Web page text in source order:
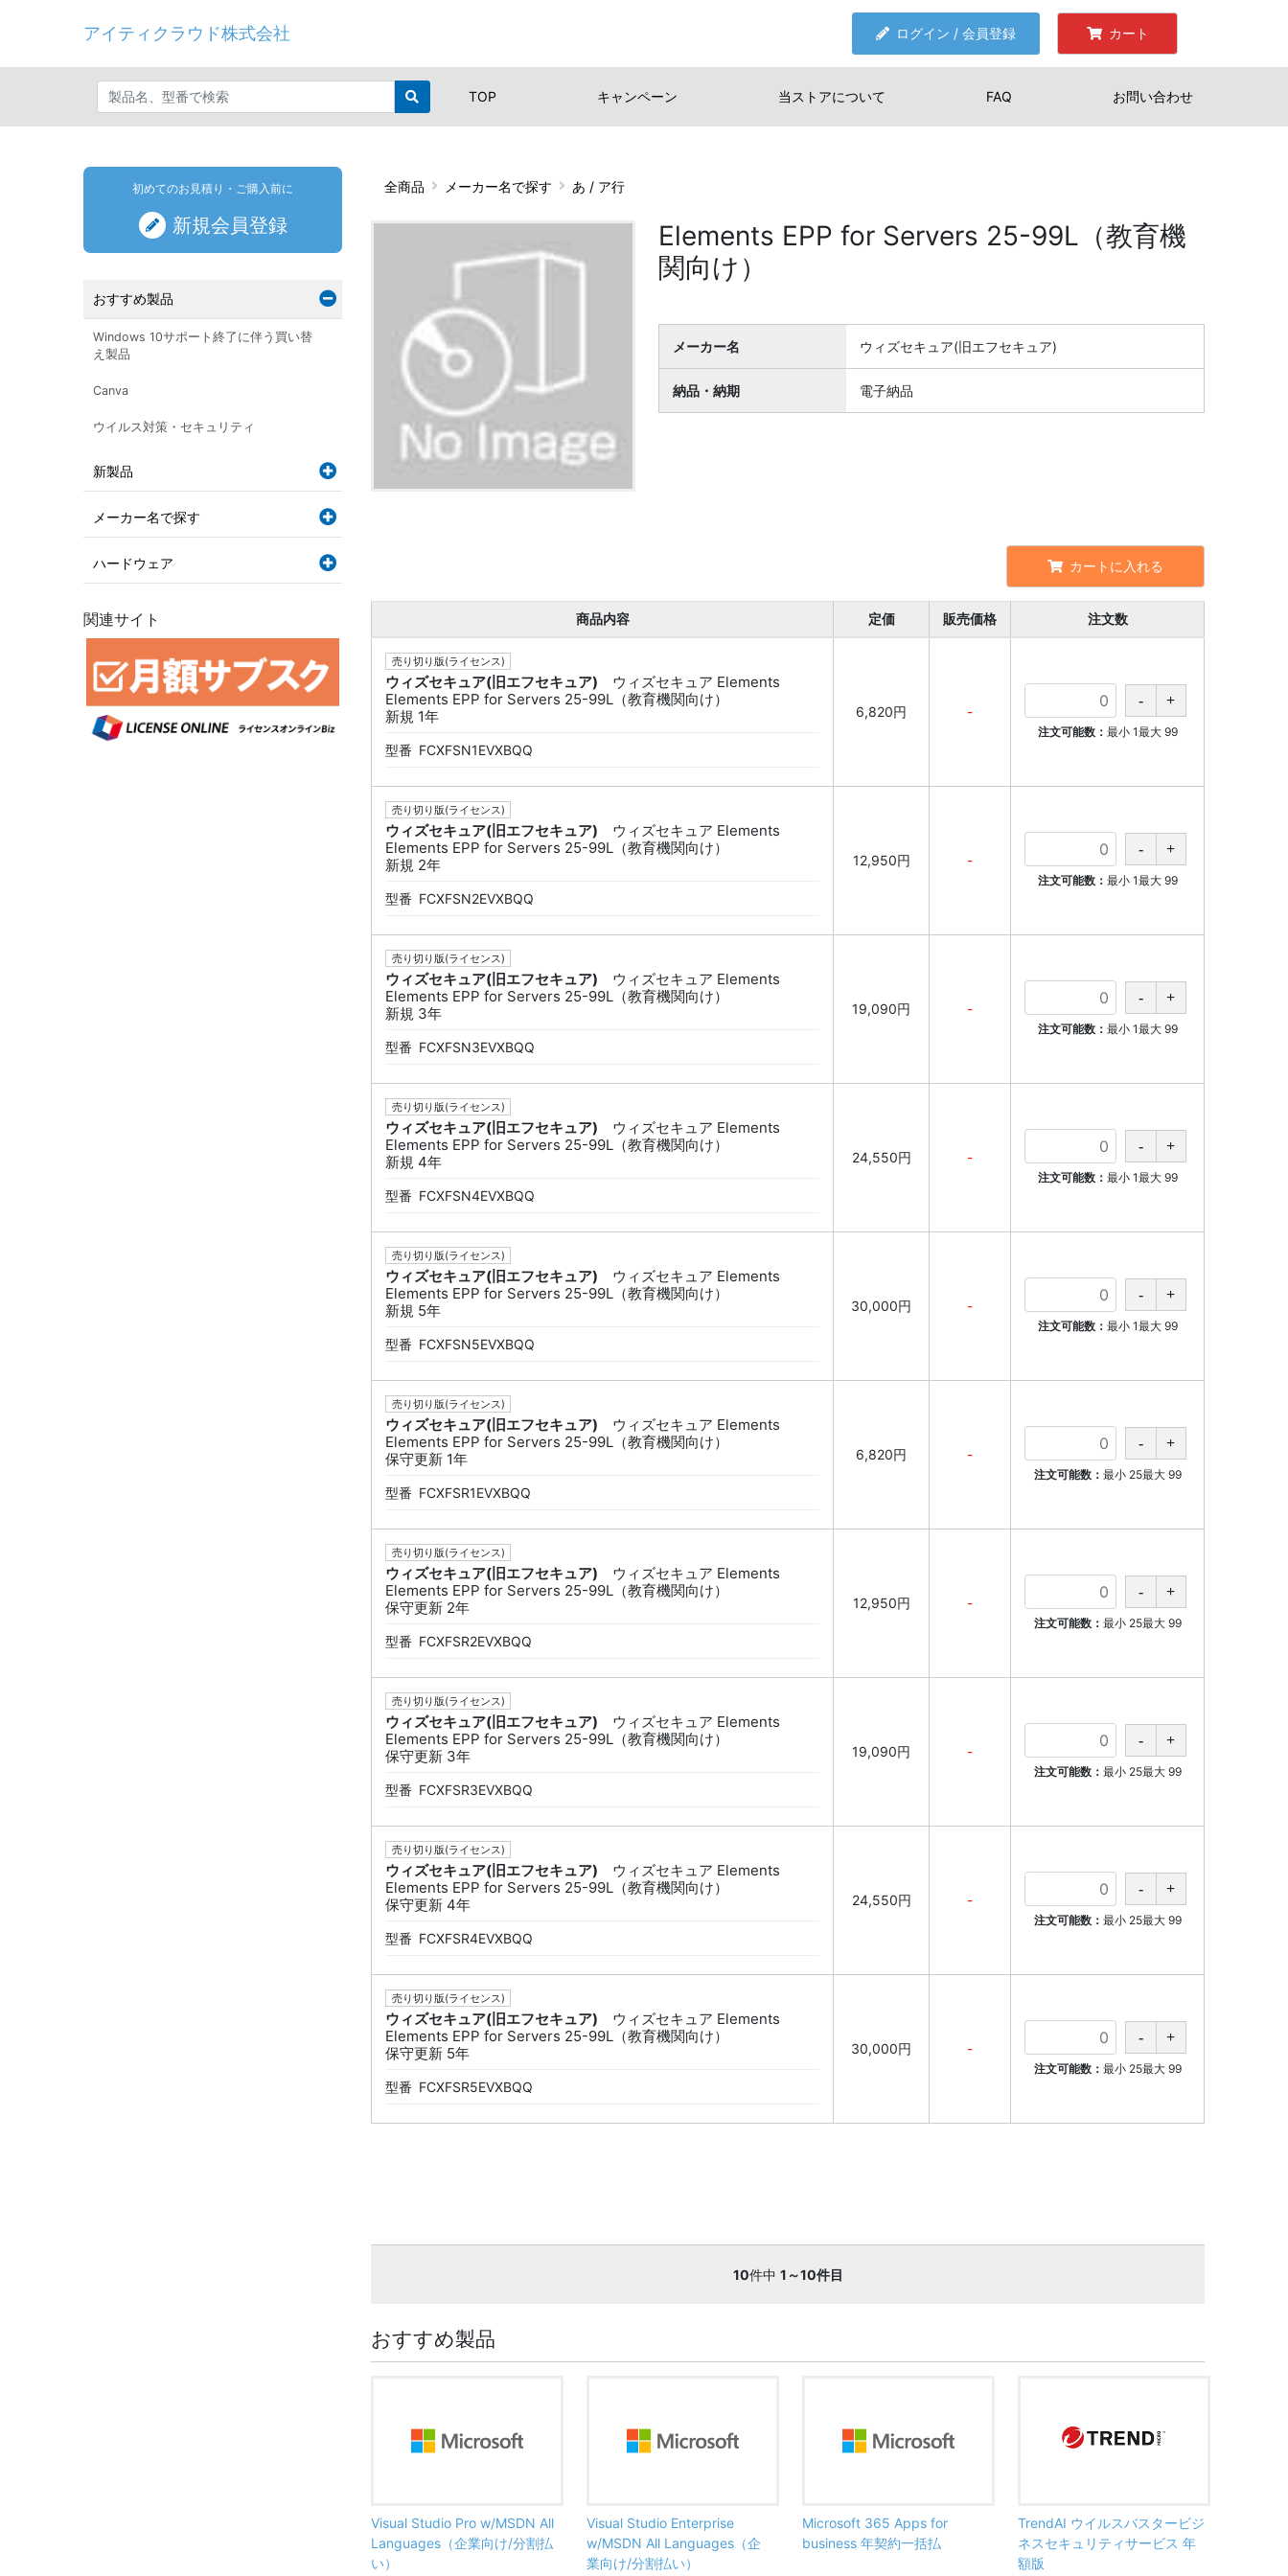
アイティクラウド株式会社 ログイン / 会員登録 カート
TOP キャンペーン 当ストアについて FAQ お問い合わせ
全商品 メーカー名で探す あ / ア行
Elements EPP for Servers 25-99L（教育機
関向け）
メーカー名 ウィズセキュア(旧エフセキュア)
納品・納期 電子納品
カートに入れる
商品内容 定価 販売価格 注文数
売り切り版(ライセンス)
ウィズセキュア(旧エフセキュア)
ウィズセキュア Elements
Elements EPP for Servers 25-99L（教育機関向け）
新規 1年
型番 FCXFSN1EVXBQQ
6,820円 -
注文可能数： 最小 1最大 99
売り切り版(ライセンス)
ウィズセキュア(旧エフセキュア)
ウィズセキュア Elements
Elements EPP for Servers 25-99L（教育機関向け）
新規 2年
型番 FCXFSN2EVXBQQ
12,950円 -
注文可能数： 最小 1最大 99
売り切り版(ライセンス)
ウィズセキュア(旧エフセキュア)
ウィズセキュア Elements
Elements EPP for Servers 25-99L（教育機関向け）
新規 3年
型番 FCXFSN3EVXBQQ
19,090円 -
注文可能数： 最小 1最大 99
売り切り版(ライセンス)
ウィズセキュア(旧エフセキュア)
ウィズセキュア Elements
Elements EPP for Servers 25-99L（教育機関向け）
新規 4年
型番 FCXFSN4EVXBQQ
24,550円 -
注文可能数： 最小 1最大 99
売り切り版(ライセンス)
ウィズセキュア(旧エフセキュア)
ウィズセキュア Elements
Elements EPP for Servers 25-99L（教育機関向け）
新規 5年
型番 FCXFSN5EVXBQQ
30,000円 -
注文可能数： 最小 1最大 99
売り切り版(ライセンス)
ウィズセキュア(旧エフセキュア)
ウィズセキュア Elements
Elements EPP for Servers 25-99L（教育機関向け）
保守更新 1年
型番 FCXFSR1EVXBQQ
6,820円 -
注文可能数： 最小 25最大 99
売り切り版(ライセンス)
ウィズセキュア(旧エフセキュア)
ウィズセキュア Elements
Elements EPP for Servers 25-99L（教育機関向け）
保守更新 2年
型番 FCXFSR2EVXBQQ
12,950円 -
注文可能数： 最小 25最大 99
売り切り版(ライセンス)
ウィズセキュア(旧エフセキュア)
ウィズセキュア Elements
Elements EPP for Servers 25-99L（教育機関向け）
保守更新 3年
型番 FCXFSR3EVXBQQ
19,090円 -
注文可能数： 最小 25最大 99
売り切り版(ライセンス)
ウィズセキュア(旧エフセキュア)
ウィズセキュア Elements
Elements EPP for Servers 25-99L（教育機関向け）
保守更新 4年
型番 FCXFSR4EVXBQQ
24,550円 -
注文可能数： 最小 25最大 99
売り切り版(ライセンス)
ウィズセキュア(旧エフセキュア)
ウィズセキュア Elements
Elements EPP for Servers 25-99L（教育機関向け）
保守更新 5年
型番 FCXFSR5EVXBQQ
30,000円 -
注文可能数： 最小 25最大 99
10件中 1～10件目
おすすめ製品
Visual Studio Pro w/MSDN All
Languages（企業向け/分割払
い）
Visual Studio Enterprise
w/MSDN All Languages（企
業向け/分割払い）
Microsoft 365 Apps for
business 年契約一括払
TrendAI ウイルスバスタービジ
ネスセキュリティサービス 年
額版
初めてのお見積り・ご購入前に
新規会員登録
おすすめ製品
Windows 10サポート終了に伴う買い替
え製品
Canva
ウイルス対策・セキュリティ
新製品
メーカー名で探す
ハードウェア
関連サイト